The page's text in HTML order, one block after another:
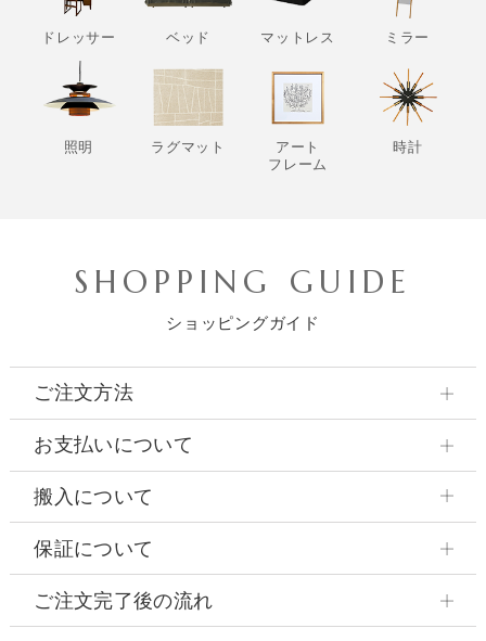
ドレッサー ベッド マットレス ミラー
照明 ラグマット
アート
フレーム
時計
SHOPPING GUIDE
ショッピングガイド
ご注文方法
お支払いについて
搬入について
保証について
ご注文完了後の流れ